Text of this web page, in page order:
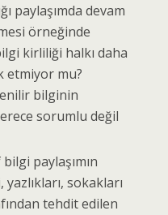
paylaşımda devam
örneğinde
kirliliği halkı daha
etmiyor mu?
bilginin
sorumlu değil
paylaşımın
sokakları
tehdit edilen